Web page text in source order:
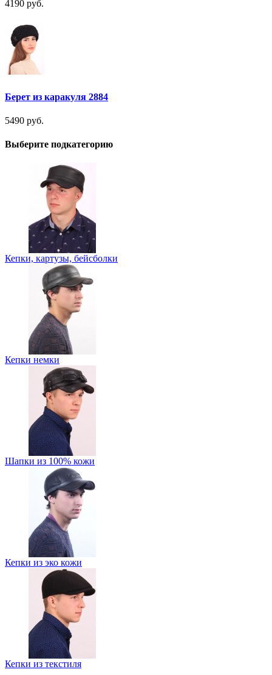
4190 руб.
Берет из каракуля 2884
5490 руб.
Выберите подкатегорию
Кепки, картузы, бейсболки
Кепки немки
Шапки из 100% кожи
Кепки из эко кожи
Кепки из текстиля